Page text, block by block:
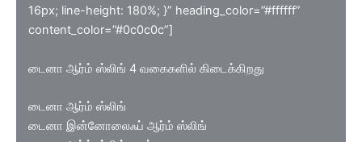
16px; line-height: 180%; }” heading_color=”#ffffff”
content_color=”#0c0c0c”]
டைனா ஆர்ம் ஸ்லிங் 4 வகைகளில் கிடைக்கிறது
டைனா ஆர்ம் ஸ்லிங்
டைனா இன்னோலைஃப் ஆர்ம் ஸ்லிங்